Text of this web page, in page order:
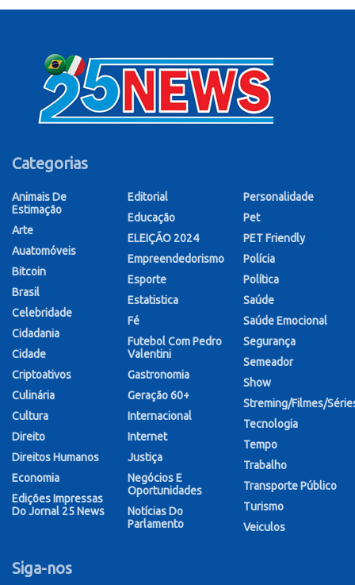
Categorias
Animais De
Estimação
Arte
Auatomóveis
Bitcoin
Brasil
Celebridade
Cidadania
Cidade
Criptoativos
Culinária
Cultura
Direito
Direitos Humanos
Economia
Edições Impressas
Do Jornal 25 News
Editorial
Educação
ELEIÇÃO 2024
Empreendedorismo
Esporte
Estatistica
Fé
Futebol Com Pedro
Valentini
Gastronomia
Geração 60+
Internacional
Internet
Justiça
Negócios E
Oportunidades
Notícias Do
Parlamento
Personalidade
Pet
PET Friendly
Polícia
Política
Saúde
Saúde Emocional
Segurança
Semeador
Show
Streming/Filmes/
Tecnologia
Tempo
Trabalho
Transporte Público
Turismo
Veiculos
Siga-nos